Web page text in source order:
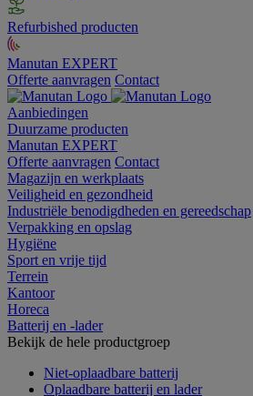
Refurbished producten
Manutan EXPERT
Offerte aanvragen Contact
Aanbiedingen
Duurzame producten
Manutan EXPERT
Offerte aanvragen Contact
Magazijn en werkplaats
Veiligheid en gezondheid
Industriële benodigdheden en gereedschap
Verpakking en opslag
Hygiëne
Sport en vrije tijd
Terrein
Kantoor
Horeca
Batterij en -lader
Bekijk de hele productgroep
Niet-oplaadbare batterij
Oplaadbare batterij en lader